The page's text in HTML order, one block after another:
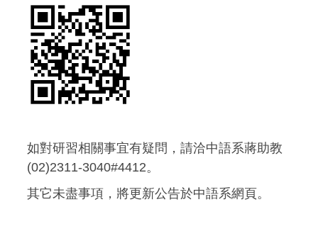
如對研習相關事宜有疑問，請洽中語系蔣助教
(02)2311-3040#4412。
其它未盡事項，將更新公告於中語系網頁。